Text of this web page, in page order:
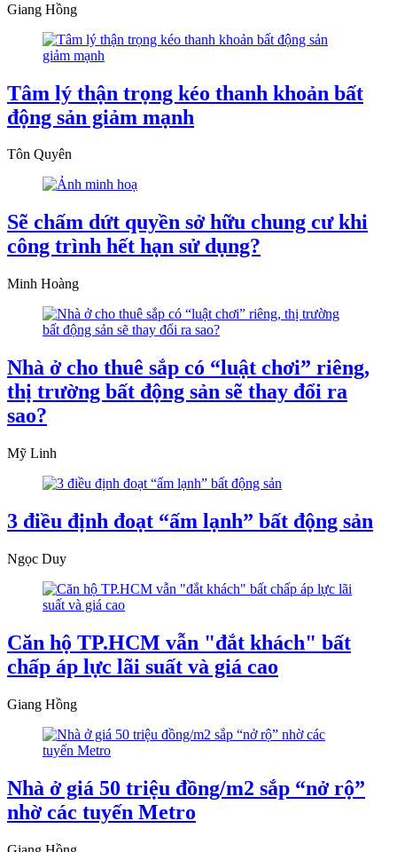
Giang Hồng
Tâm lý thận trọng kéo thanh khoản bất
động sản giảm mạnh
Tôn Quyên
Sẽ chấm dứt quyền sở hữu chung cư khi
công trình hết hạn sử dụng?
Minh Hoàng
Nhà ở cho thuê sắp có “luật chơi” riêng,
thị trường bất động sản sẽ thay đổi ra
sao?
Mỹ Linh
3 điều định đoạt “ấm lạnh” bất động sản
Ngọc Duy
Căn hộ TP.HCM vẫn "đắt khách" bất
chấp áp lực lãi suất và giá cao
Giang Hồng
Nhà ở giá 50 triệu đồng/m2 sắp “nở rộ”
nhờ các tuyến Metro